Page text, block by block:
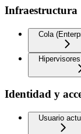
Infraestructura
Cola
Identidad y
Usuario